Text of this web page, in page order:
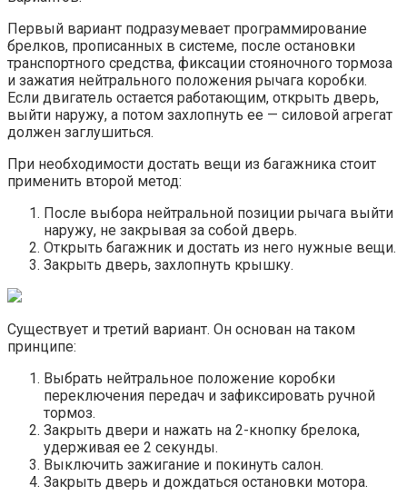
Первый вариант подразумевает программирование
брелков, прописанных в системе, после остановки
транспортного средства, фиксации стояночного тормоза
и зажатия нейтрального положения рычага коробки.
Если двигатель остается работающим, открыть дверь,
выйти наружу, а потом захлопнуть ее — силовой агрегат
должен заглушиться.
При необходимости достать вещи из багажника стоит
применить второй метод:
После выбора нейтральной позиции рычага выйти
наружу, не закрывая за собой дверь.
Открыть багажник и достать из него нужные вещи.
Закрыть дверь, захлопнуть крышку.
Существует и третий вариант. Он основан на таком
принципе:
Выбрать нейтральное положение коробки
переключения передач и зафиксировать ручной
тормоз.
Закрыть двери и нажать на 2-кнопку брелока,
удерживая ее 2 секунды.
Выключить зажигание и покинуть салон.
Закрыть дверь и дождаться остановки мотора.